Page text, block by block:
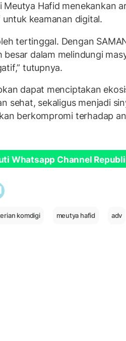
Meutya Hafid menekankan
keamanan digital.
tertinggal. Dengan
besar dalam melindungi
tutupnya.
dapat menciptakan
sehat, sekaligus menjadi
berkompromi terhadap
Whatsapp Channel
komdigi meutya hafid adv